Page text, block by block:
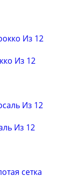
Из 12
Из 12